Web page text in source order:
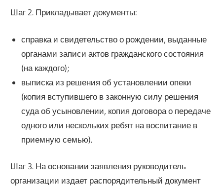
Шаг 2. Прикладывает документы:
справка и свидетельство о рождении, выданные
органами записи актов гражданского состояния
(на каждого);
выписка из решения об установлении опеки
(копия вступившего в законную силу решения
суда об усыновлении, копия договора о передаче
одного или нескольких ребят на воспитание в
приемную семью).
Шаг 3. На основании заявления руководитель
организации издает распорядительный документ